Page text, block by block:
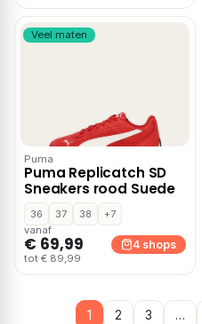
Veel maten
Puma
Puma Replicatch SD
Sneakers rood Suede
36 37 38
+7
vanaf
€ 69,99
tot € 89,99
4 shops
1 2 3 …